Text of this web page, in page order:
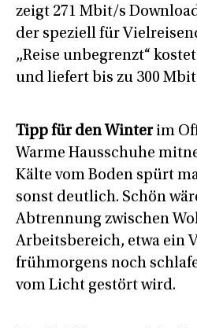
zeigt 271 Mbit/s
der speziell für
„Reise unbegrenzt“
und liefert bis zu 300
Tipp für den Winterim
Warme Hausschuhe
Kälte vom Boden spürt
sonst deutlich. Schön
Abtrennung zwischen
Arbeitsbereich, etwa ein
frühmorgens noch
vom Licht gestört wird.